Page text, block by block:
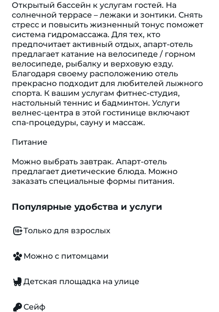
Открытый бассейн к услугам гостей. На
солнечной террасе – лежаки и зонтики. Снять
стресс и повысить жизненный тонус поможет
система гидромассажа. Для тех, кто
предпочитает активный отдых, апарт-отель
предлагает катание на велосипеде / горном
велосипеде, рыбалку и верховую езду.
Благодаря своему расположению отель
прекрасно подходит для любителей лыжного
спорта. К вашим услугам фитнес-студия,
настольный теннис и бадминтон. Услуги
велнес-центра в этой гостинице включают
спа-процедуры, сауну и массаж.
Питание
Можно выбрать завтрак. Апарт-отель
предлагает диетические блюда. Можно
заказать специальные формы питания.
Популярные удобства и услуги
Только для взрослых
Можно с питомцами
Детская площадка на улице
Сейф